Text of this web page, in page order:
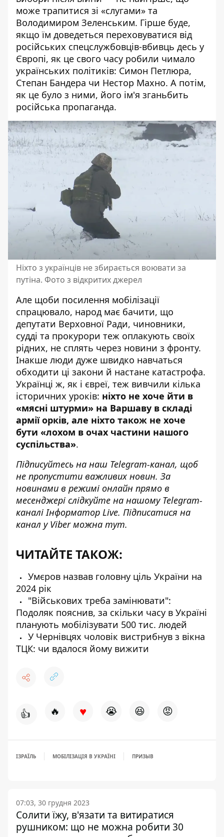
може трапитися зі «слугами» та
Володимиром Зеленським. Гірше буде,
якщо їм доведеться переховуватися від
російських спецслужбовців-вбивць десь у
Європі, як це свого часу робили чимало
українських політиків: Симон Петлюра,
Степан Бандера чи Нестор Махно. А потім,
як це було з ними, його ім'я зганьбить
російська пропаганда.
Ніхто з українців не збирається воювати за
путіна. Фото з відкритих джерел
Але щоби посилення мобілізації
спрацювало, народ має бачити, що
депутати Верховної Ради, чиновники,
судді та прокурори теж оплакують своїх
рідних, не сплять через новини з фронту.
Інакше люди дуже швидко навчаться
обходити ці закони й настане катастрофа.
Українці ж, як і євреї, теж вивчили кілька
історичних уроків: ніхто не хоче йти в
«мясні штурми» на Варшаву в складі
армії орків, але ніхто також не хоче
бути «лохом в очах частини нашого
суспільства».
Підписуйтесь на наш Telegram-канал, щоб
не пропустити важливих новин. За
новинами в режимі онлайн прямо в
месенджері слідкуйте на нашому Telegram-
каналіІнформатор Live. Підписатися на
канал у Viber можна тут.
ЧИТАЙТЕ ТАКОЖ:
Умєров назвав головну ціль України на
2024 рік
"Військових треба замінювати":
Подоляк пояснив, за скільки часу в Україні
планують мобілізувати 500 тис. людей
У Чернівцях чоловік вистрибнув з вікна
ТЦК: чи вдалося йому вижити
👍 🔥 ♥ 😭 😆 😡
ІЗРАЇЛЬ МОБІЛІЗАЦІЯ В УКРАЇНІ ПРИЗЫВ
07:03, 30 грудня 2023
Солити їжу, в'язати та витиратися
рушником: що не можна робити 30